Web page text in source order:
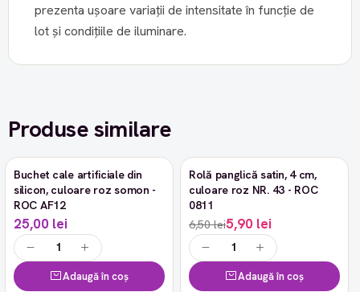
prezenta ușoare variații de intensitate în funcție de
lot și condițiile de iluminare.
Produse similare
Buchet cale artificiale din
silicon, culoare roz somon -
ROC AF12
25,00 lei
Adaugă în coș
-9%
Rolă panglică satin, 4 cm,
culoare roz NR. 43 - ROC
0811
6,50 lei5,90 lei
Adaugă în coș